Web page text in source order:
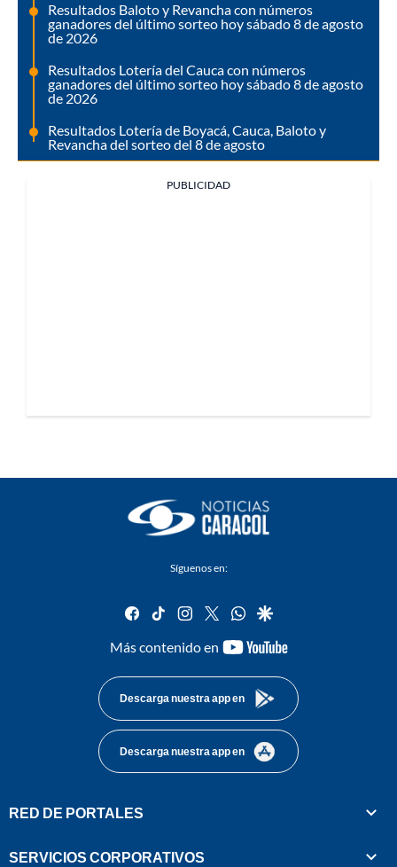
Resultados Baloto y Revancha con números
ganadores del último sorteo hoy sábado 8 de agosto
de 2026
Resultados Lotería del Cauca con números
ganadores del último sorteo hoy sábado 8 de agosto
de 2026
Resultados Lotería de Boyacá, Cauca, Baloto y
Revancha del sorteo del 8 de agosto
PUBLICIDAD
Síguenos en:
facebook
tiktok instagram
twitterwhatsapp
google
Más contenido en
youtube-
Descarga nuestra app en
Descarga nuestra app en
RED DE PORTALES
SERVICIOS CORPORATIVOS